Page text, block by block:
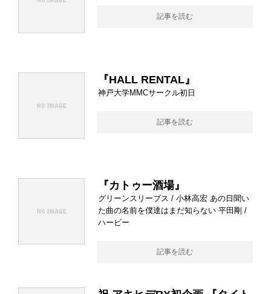
記事を読む
『HALL RENTAL』
神戸大学MMCサークル初日
記事を読む
『カトゥー酒場』
グリーンスリーブス / 小林高宏 あの日聞い
た曲の名前を僕達はまだ知らない 平田剛 /
ハービー
記事を読む